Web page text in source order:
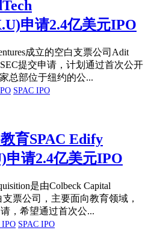
申请2.4亿美元IPO
成立的空白支票公司Adit
提交申请，计划通过首次公开
总部位于纽约的公...
SPAC IPO
育SPAC Edify
申请2.4亿美元IPO
是由Colbeck Capital
支票公司，主要面向教育领域，
，希望通过首次公...
IPO SPAC IPO